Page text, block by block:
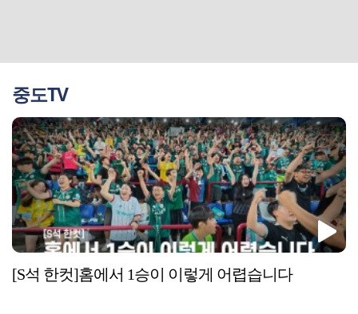
중도TV
[S석 한컷]홈에서 1승이 이렇게 어렵습니다